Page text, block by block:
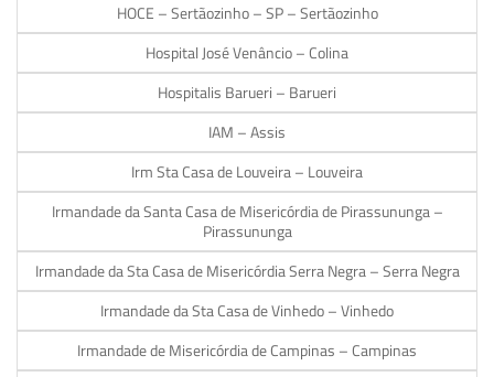
HOCE – Sertãozinho – SP – Sertãozinho
Hospital José Venâncio – Colina
Hospitalis Barueri – Barueri
IAM – Assis
Irm Sta Casa de Louveira – Louveira
Irmandade da Santa Casa de Misericórdia de Pirassununga –
Pirassununga
Irmandade da Sta Casa de Misericórdia Serra Negra – Serra Negra
Irmandade da Sta Casa de Vinhedo – Vinhedo
Irmandade de Misericórdia de Campinas – Campinas